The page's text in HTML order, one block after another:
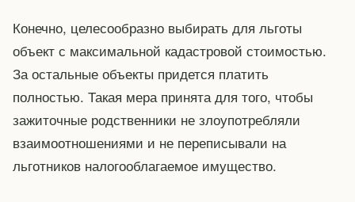
Конечно, целесообразно выбирать для льготы
объект с максимальной кадастровой стоимостью.
За остальные объекты придется платить
полностью. Такая мера принята для того, чтобы
зажиточные родственники не злоупотребляли
взаимоотношениями и не переписывали на
льготников налогооблагаемое имущество.